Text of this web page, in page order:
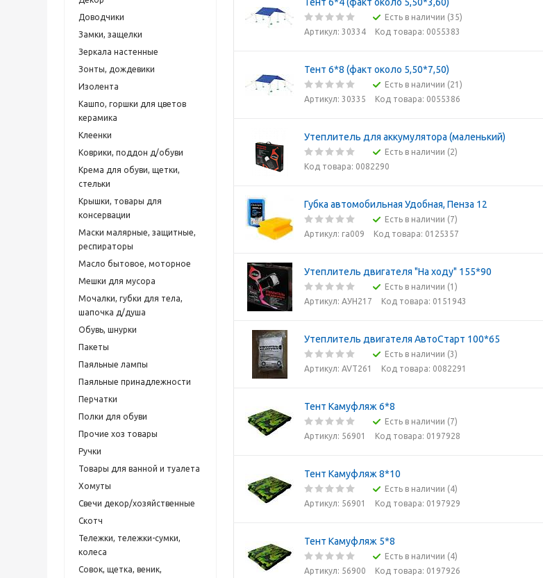
Доводчики
Замки, защелки
Зеркала настенные
Зонты, дождевики
Изолента
Кашпо, горшки для цветов
керамика
Клеенки
Коврики, поддон д/обуви
Крема для обуви, щетки,
стельки
Крышки, товары для
консервации
Маски малярные, защитные,
респираторы
Масло бытовое, моторное
Мешки для мусора
Мочалки, губки для тела,
шапочка д/душа
Обувь, шнурки
Пакеты
Паяльные лампы
Паяльные принадлежности
Перчатки
Полки для обуви
Прочие хоз товары
Ручки
Товары для ванной и туалета
Хомуты
Свечи декор/хозяйственные
Скотч
Тележки, тележки-сумки,
колеса
Совок, щетка, веник,
Есть в наличии (35)
Артикул: 30334
Код товара: 0055383
Тент 6*8 (факт около 5,50*7,50)
Есть в наличии (21)
Артикул: 30335
Код товара: 0055386
Утеплитель для аккумулятора (маленький)
Есть в наличии (2)
Код товара: 0082290
Губка автомобильная Удобная, Пенза 12
Есть в наличии (7)
Артикул: га009
Код товара: 0125357
Утеплитель двигателя "На ходу" 155*90
Есть в наличии (1)
Артикул: АУН217
Код товара: 0151943
Утеплитель двигателя АвтоСтарт 100*65
Есть в наличии (3)
Артикул: AVT261
Код товара: 0082291
Тент Камуфляж 6*8
Есть в наличии (7)
Артикул: 56901
Код товара: 0197928
Тент Камуфляж 8*10
Есть в наличии (4)
Артикул: 56901
Код товара: 0197929
Тент Камуфляж 5*8
Есть в наличии (4)
Артикул: 56900
Код товара: 0197926